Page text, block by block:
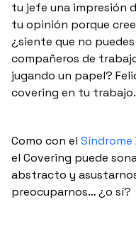
tu jefe una impresión
tu opinión porque
¿siente que no
compañeros de
jugando un papel?
covering en tu trabajo.
Como con el Síndrome
el Covering puede
abstracto y
preocuparnos… ¿o sí?